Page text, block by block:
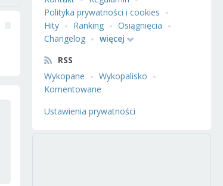
Polityka prywatności i cookies
Hity
Ranking
Osiągnięcia
Changelog
więcej
RSS
Wykopane
Wykopalisko
Komentowane
Ustawienia prywatności